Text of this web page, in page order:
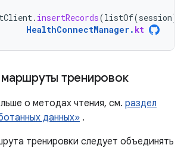
. insertRecords(listOf(session))
HealthConnectManager. kt
тренировок
о методах чтения, см. раздел
данных» .
тренировки следует объединять